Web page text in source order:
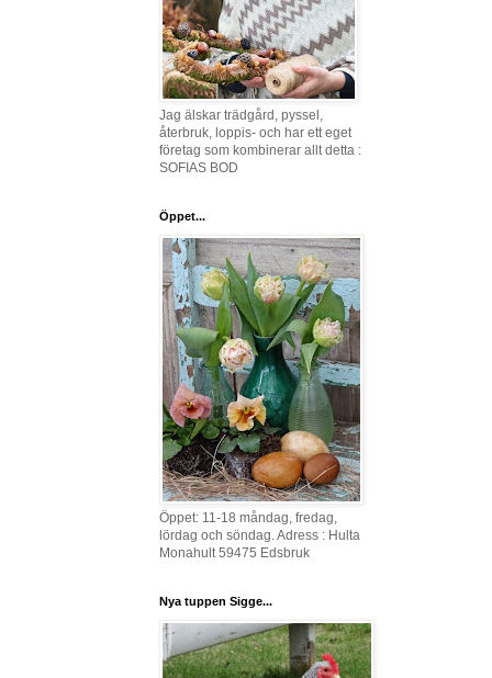
Jag älskar trädgård, pyssel,
återbruk, loppis- och har ett eget
företag som kombinerar allt detta :
SOFIAS BOD
Öppet...
Öppet: 11-18 måndag, fredag,
lördag och söndag. Adress : Hulta
Monahult 59475 Edsbruk
Nya tuppen Sigge...